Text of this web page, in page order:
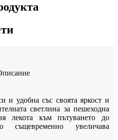
и удобна със своята яркост и
светлина за пешеходна
лекота към пътуването до
същевременно увеличава